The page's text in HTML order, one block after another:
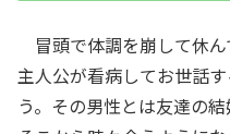
冒頭で体調を崩して休ん
主人公が看病してお世話
う。その男性とは友達の